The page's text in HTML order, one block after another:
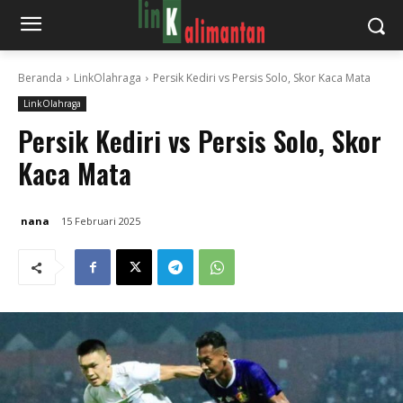
Beranda LinkOlahraga Persik Kediri vs Persis Solo, Skor Kaca Mata
LinkOlahraga
Persik Kediri vs Persis Solo, Skor
Kaca Mata
nana 15 Februari 2025